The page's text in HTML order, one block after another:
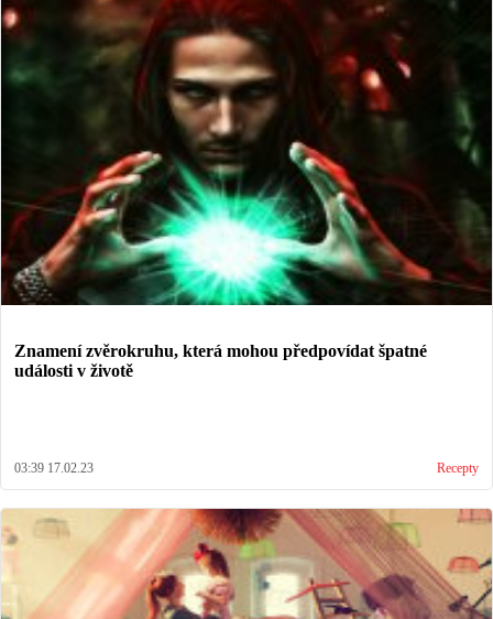
Znamení zvěrokruhu, která mohou předpovídat špatné
události v životě
03:39 17.02.23 Recepty